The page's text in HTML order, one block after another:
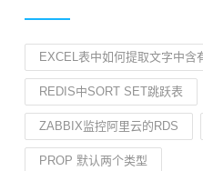
EXCEL表中如何提取文字中含
REDIS中SORT SET跳跃表
ZABBIX监控阿里云的RDS
PROP 默认两个类型